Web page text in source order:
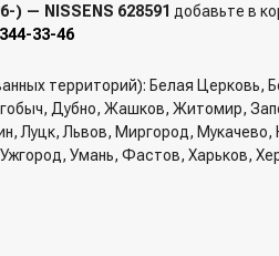
) — NISSENS 628591 добавьте в
33-46
территорий): Белая
Дубно, Жашков, Житомир,
Луцк, Львов, Миргород,
Умань, Фастов, Харьков,